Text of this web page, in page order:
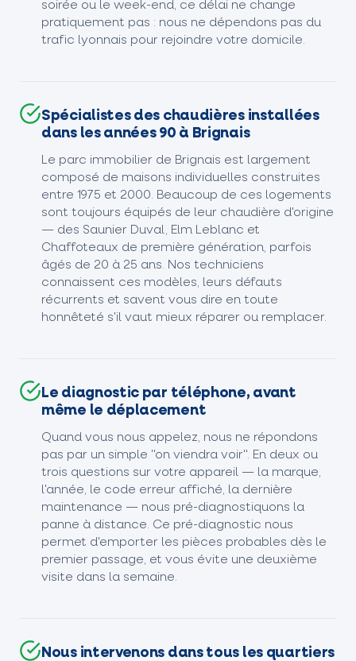
soirée ou le week-end, ce délai ne change
pratiquement pas : nous ne dépendons pas du
trafic lyonnais pour rejoindre votre domicile.
Spécialistes des chaudières installées
dans les années 90 à Brignais
Le parc immobilier de Brignais est largement
composé de maisons individuelles construites
entre 1975 et 2000. Beaucoup de ces logements
sont toujours équipés de leur chaudière d'origine
— des Saunier Duval, Elm Leblanc et
Chaffoteaux de première génération, parfois
âgés de 20 à 25 ans. Nos techniciens
connaissent ces modèles, leurs défauts
récurrents et savent vous dire en toute
honnêteté s'il vaut mieux réparer ou remplacer.
Le diagnostic par téléphone, avant
même le déplacement
Quand vous nous appelez, nous ne répondons
pas par un simple "on viendra voir". En deux ou
trois questions sur votre appareil — la marque,
l'année, le code erreur affiché, la dernière
maintenance — nous pré-diagnostiquons la
panne à distance. Ce pré-diagnostic nous
permet d'emporter les pièces probables dès le
premier passage, et vous évite une deuxième
visite dans la semaine.
Nous intervenons dans tous les quartiers